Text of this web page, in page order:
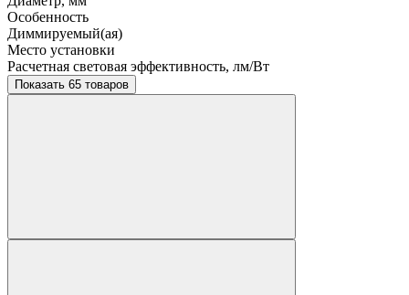
Особенность
Диммируемый(ая)
Место установки
Расчетная световая эффективность, лм/Вт
Показать 65 товаров